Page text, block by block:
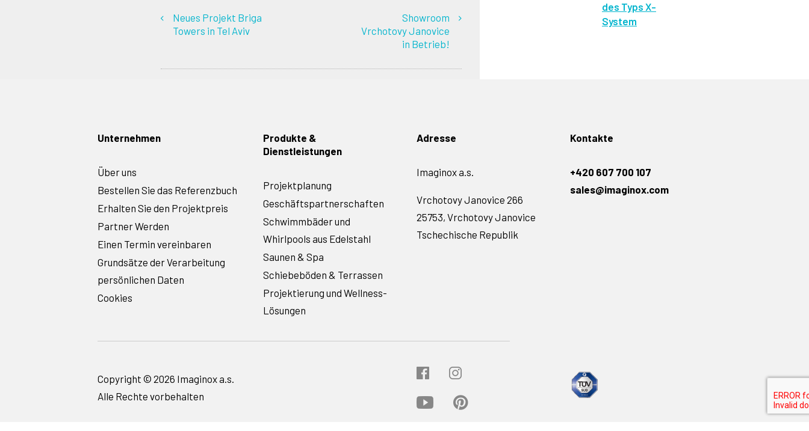
Neues Projekt Briga
Towers in Tel Aviv
Showroom
Vrchotovy Janovice
in Betrieb!
des Typs X-
System
Unternehmen
Über uns
Bestellen Sie das Referenzbuch
Erhalten Sie den Projektpreis
Partner Werden
Einen Termin vereinbaren
Grundsätze der Verarbeitung
persönlichen Daten
Cookies
Produkte &
Dienstleistungen
Projektplanung
Geschäftspartnerschaften
Schwimmbäder und
Whirlpools aus Edelstahl
Saunen & Spa
Schiebeböden & Terrassen
Projektierung und Wellness-
Lösungen
Adresse
Imaginox a.s.
Vrchotovy Janovice 266
25753, Vrchotovy Janovice
Tschechische Republik
Kontakte
+420 607 700 107
sales@imaginox.com
Copyright © 2026 Imaginox a.s.
Alle Rechte vorbehalten